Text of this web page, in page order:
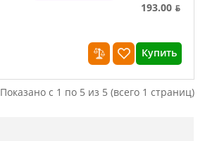
193.00 ƃ
Купить
Показано с 1 по 5 из 5 (всего 1 страниц)